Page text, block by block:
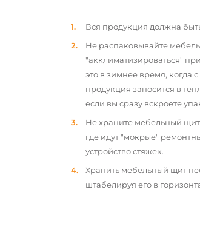
Вся продукция должна
Не распаковывайте
"акклиматизироваться"
это в зимнее время, когда
продукция заносится в
если вы сразу вскроете
Не храните мебельный
где идут "мокрые"
устройство стяжек.
Хранить мебельный щит
штабелируя его в